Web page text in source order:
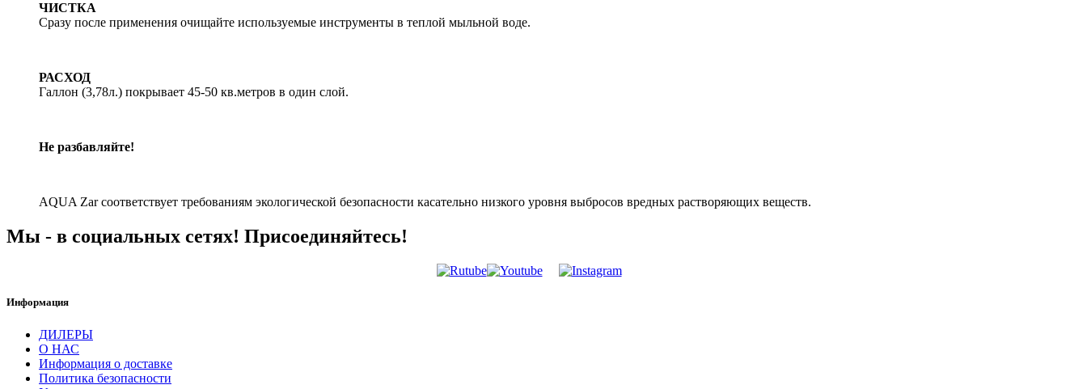
ЧИСТКА
Сразу после применения очищайте используемые инструменты в теплой мыльной воде.
РАСХОД
Галлон (3,78л.) покрывает 45-50 кв.метров в один слой.
Не разбавляйте!
AQUA Zar соответствует требованиям экологической безопасности касательно низкого уровня выбросов вредных растворяющих веществ.
Мы - в социальных сетях! Присоединяйтесь!
Информация
ДИЛЕРЫ
О НАС
Информация о доставке
Политика безопасности